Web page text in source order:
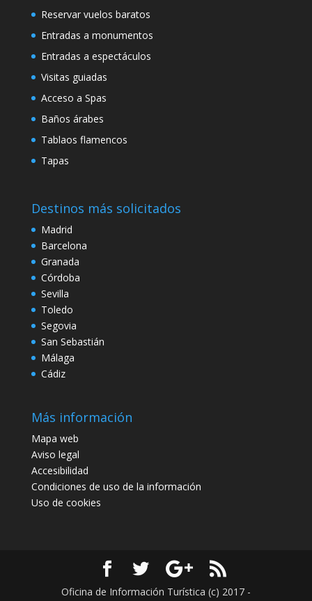
Reservar vuelos baratos
Entradas a monumentos
Entradas a espectáculos
Visitas guiadas
Acceso a Spas
Baños árabes
Tablaos flamencos
Tapas
Destinos más solicitados
Madrid
Barcelona
Granada
Córdoba
Sevilla
Toledo
Segovia
San Sebastián
Málaga
Cádiz
Más información
Mapa web
Aviso legal
Accesibilidad
Condiciones de uso de la información
Uso de cookies
Oficina de Información Turística (c) 2017 -